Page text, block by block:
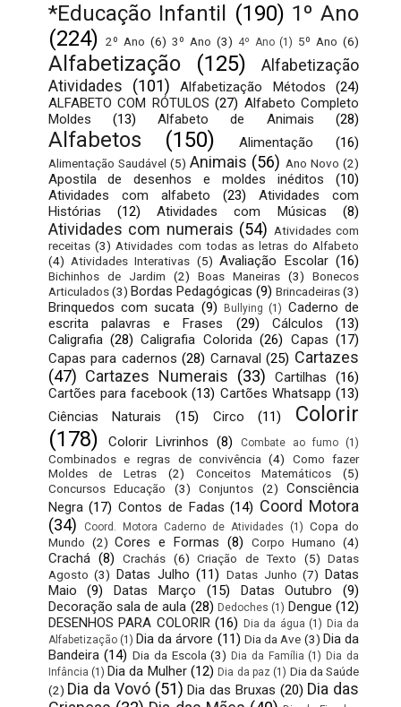
*Educação Infantil (190) 1º Ano
(224) 2º Ano (6) 3º Ano (3) 4º Ano (1) 5º Ano (6)
Alfabetização (125)
Alfabetização
Atividades
(101) Alfabetização Métodos
(24)
ALFABETO COM RÓTULOS (27) Alfabeto Completo
Moldes
(13) Alfabeto de Animais (28)
Alfabetos (150) Alimentação (16)
Alimentação Saudável (5) Animais (56) Ano Novo (2)
Apostila de desenhos e moldes inéditos
(10)
Atividades com alfabeto
(23)
Atividades com
Histórias
(12) Atividades com Músicas (8)
Atividades com numerais (54) Atividades com
receitas (3) Atividades com todas as letras do Alfabeto
(4) Atividades Interativas (5) Avaliação Escolar (16)
Bichinhos de Jardim (2) Boas Maneiras (3)
Bonecos
Articulados (3) Bordas Pedagógicas (9) Brincadeiras(3)
Brinquedos com sucata (9) Bullying (1) Caderno de
escrita palavras e Frases
(29) Cálculos
(13)
Caligrafia (28) Caligrafia Colorida (26) Capas (17)
Capas para cadernos (28) Carnaval (25) Cartazes
(47) Cartazes Numerais (33) Cartilhas
(16)
Cartões para facebook (13) Cartões Whatsapp (13)
Ciências Naturais
(15) Circo (11)
Colorir
(178)
Colorir Livrinhos (8) Combate ao fumo (1)
Combinados e regras de convivência (4)
Como fazer
Moldes de Letras
(2) Conceitos Matemáticos
(5)
Concursos Educação
(3) Conjuntos (2)
Consciência
Negra (17) Contos de Fadas (14) Coord Motora
(34)
Coord. Motora Caderno de Atividades (1) Copa do
Mundo (2) Cores e Formas (8) Corpo Humano (4)
Crachá (8) Crachás (6) Criação de Texto (5) Datas
Agosto (3) Datas Julho (11) Datas Junho (7) Datas
Maio
(9) Datas Março (15) Datas Outubro
(9)
Decoração sala de aula (28) Dedoches (1) Dengue (12)
DESENHOS PARA COLORIR (16) Dia da água (1) Dia da
Alfabetização (1) Dia da árvore (11) Dia da Ave (3) Dia da
Bandeira (14) Dia da Escola (3) Dia da Família (1) Dia da
Infância (1) Dia da Mulher (12) Dia da paz (1) Dia da Saúde
(2) Dia da Vovó (51) Dia das Bruxas (20) Dia das